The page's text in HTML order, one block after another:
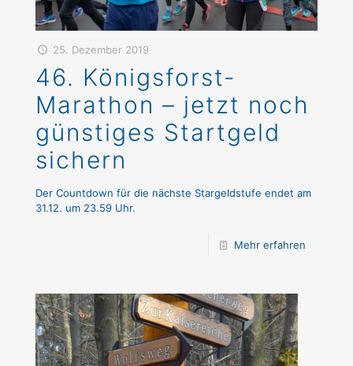
25. Dezember 2019
46. Königsforst-
Marathon – jetzt noch
günstiges Startgeld
sichern
Der Countdown für die nächste Stargeldstufe endet am
31.12. um 23.59 Uhr.
Mehr erfahren